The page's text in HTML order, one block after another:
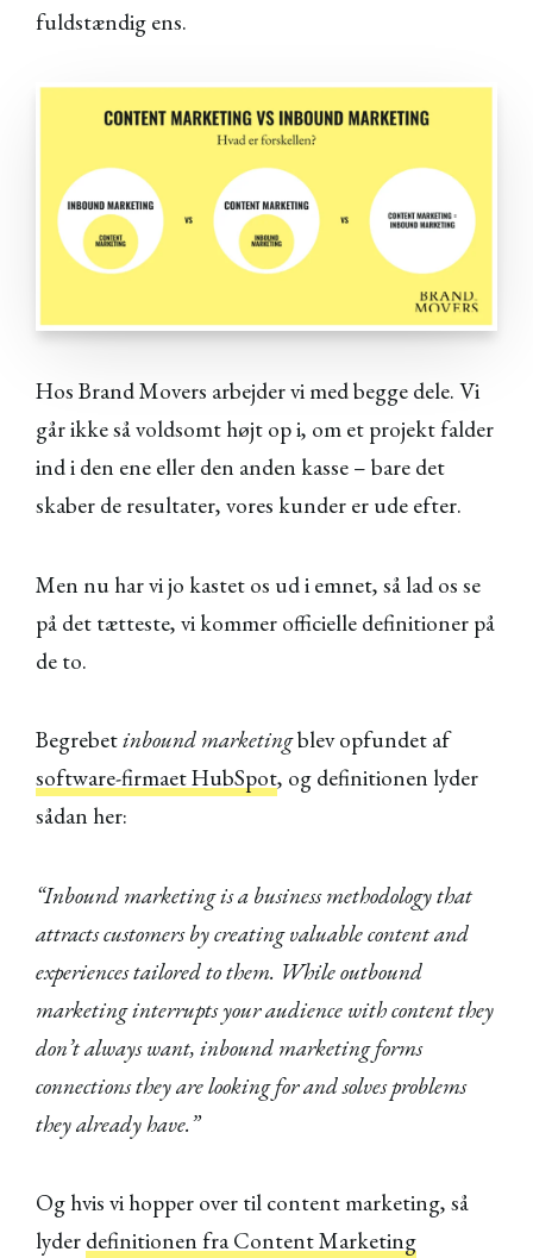
fuldstændig ens.
Hos Brand Movers arbejder vi med begge dele. Vi
går ikke så voldsomt højt op i, om et projekt falder
ind i den ene eller den anden kasse – bare det
skaber de resultater, vores kunder er ude efter.
Men nu har vi jo kastet os ud i emnet, så lad os se
på det tætteste, vi kommer officielle definitioner på
de to.
Begrebetinbound marketingblev opfundet af
software-firmaet HubSpot, og definitionen lyder
sådan her:
“Inbound marketing is a business methodology that
attracts customers by creating valuable content and
experiences tailored to them. While outbound
marketing interrupts your audience with content they
don’t always want, inbound marketing forms
connections they are looking for and solves problems
they already have.”
Og hvis vi hopper over til content marketing, så
lyder definitionen fra Content Marketing